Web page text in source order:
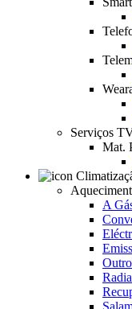
Serviços
Mat.
A